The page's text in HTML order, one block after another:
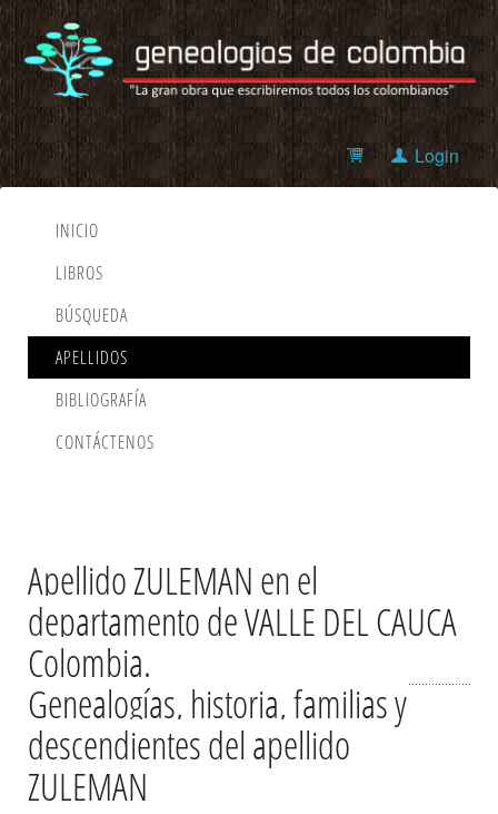
Login
INICIO
LIBROS
BÚSQUEDA
APELLIDOS
BIBLIOGRAFÍA
CONTÁCTENOS
Apellido ZULEMAN en el
departamento de VALLE DEL CAUCA
Colombia.
Genealogías, historia, familias y
descendientes del apellido
ZULEMAN